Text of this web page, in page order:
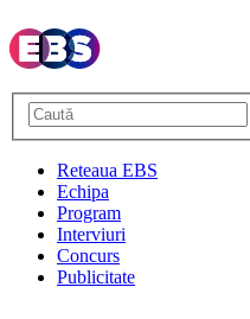
Reteaua EBS
Echipa
Program
Interviuri
Concurs
Publicitate